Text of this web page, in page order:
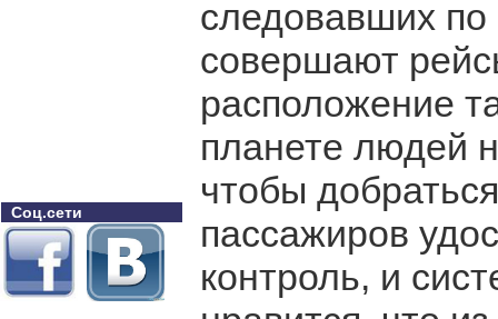
Соц.сети
следовавших по
совершают
расположение
планете людей
чтобы
пассажиров
контроль, и